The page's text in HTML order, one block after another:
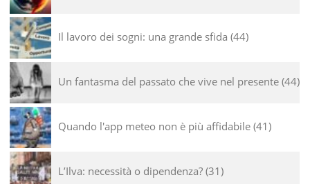
Il lavoro dei sogni: una grande sfida 44
Un fantasma del passato che vive nel presente 44
Quando l'app meteo non è più affidabile 41
L’Ilva: necessità o dipendenza? 31